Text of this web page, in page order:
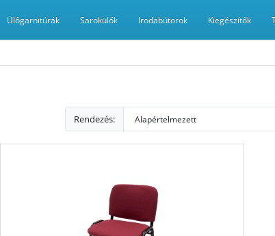
Ülőgarnitúrák Sarokülők Irodabútorok Kiegészítők
Rendezés: